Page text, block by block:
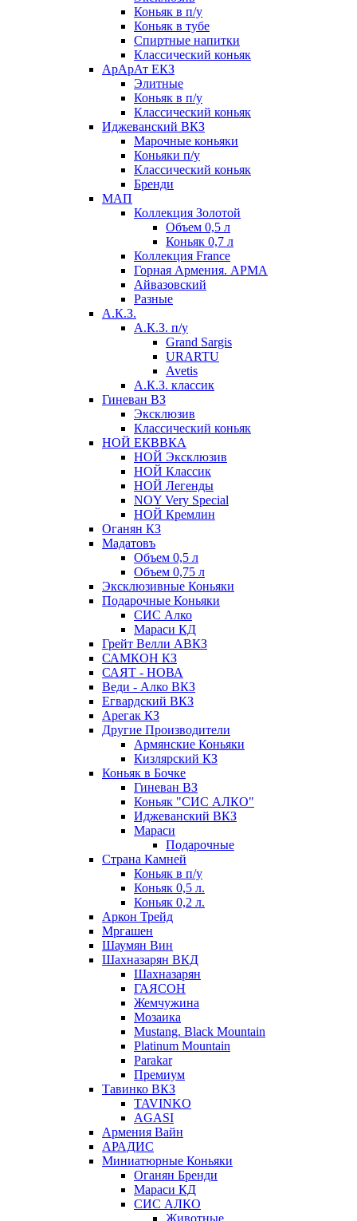
Коньяк в п/у
Коньяк в тубе
Спиртные напитки
Классический коньяк
АрАрАт ЕКЗ
Элитные
Коньяк в п/у
Классический коньяк
Иджеванский ВКЗ
Марочные коньяки
Коньяки п/у
Классический коньяк
Бренди
МАП
Коллекция Золотой
Объем 0,5 л
Коньяк 0,7 л
Коллекция France
Горная Армения. АРМА
Айвазовский
Разные
А.К.З.
А.К.З. п/у
Grand Sargis
URARTU
Avetis
А.К.З. классик
Гиневан ВЗ
Эксклюзив
Классический коньяк
НОЙ ЕКВВКА
НОЙ Эксклюзив
НОЙ Классик
НОЙ Легенды
NOY Very Speсial
НОЙ Кремлин
Оганян КЗ
Мадатовъ
Объем 0,5 л
Объем 0,75 л
Эксклюзивные Коньяки
Подарочные Коньяки
СИС Алко
Мараси КД
Грейт Велли АВКЗ
САМКОН КЗ
САЯТ - НОВА
Веди - Алко ВКЗ
Егвардский ВКЗ
Арегак КЗ
Другие Производители
Армянские Коньяки
Кизлярский КЗ
Коньяк в Бочке
Гиневан ВЗ
Коньяк "СИС АЛКО"
Иджеванский ВКЗ
Мараси
Подарочные
Страна Камней
Коньяк в п/у
Коньяк 0,5 л.
Коньяк 0,2 л.
Аркон Трейд
Мргашен
Шаумян Вин
Шахназарян ВКД
Шахназарян
ГАЯСОН
Жемчужина
Мозаика
Mustang. Black Mountain
Platinum Mountain
Parakar
Премиум
Тавинко ВКЗ
TAVINKO
AGASI
Армения Вайн
АРАДИС
Миниатюрные Коньяки
Оганян Бренди
Мараси КД
СИС АЛКО
Животные